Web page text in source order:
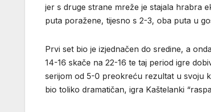
jer s druge strane mreže je stajala hrabra
puta poražene, tijesno s 2-3, oba puta u
Prvi set bio je izjednačen do sredine, a
14-16 skače na 22-16 te taj period igre
serijom od 5-0 preokreću rezultat u svoju
bio toliko dramatičan, igra Kaštelanki